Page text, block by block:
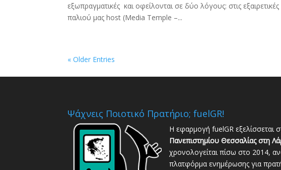
εξωπραγματικές και οφείλονται σε δύο λόγους: στις
παλιού μας host (Media Temple –...
« Older Entries
Ψάχνεις Ποιοτικό Πρατήριο; fuelGR!
Η εφαρμογή fuelGR εξελίσσεται
Πανεπιστημίου Θεσσαλίας στη
χρονολογείται πίσω στο 2014,
πλατφόρμα ενημέρωσης για